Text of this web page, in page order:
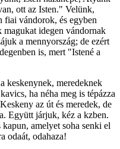
ott az Isten." Velünk,
fiai vándorok, és egyben
idegen vándornak
a mennyország; de ezért
is, mert "Istené a
keskenynek, meredeknek
ha néha meg is tépázza
az út és meredek, de
Együtt járjuk, kéz a kzben.
amelyet soha senki el
odaát, odahaza!